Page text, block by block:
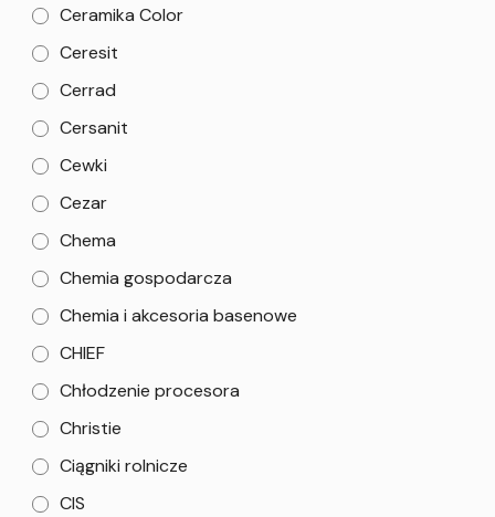
Ceramika Color
Ceresit
Cerrad
Cersanit
Cewki
Cezar
Chema
Chemia gospodarcza
Chemia i akcesoria basenowe
CHIEF
Chłodzenie procesora
Christie
Ciągniki rolnicze
CIS